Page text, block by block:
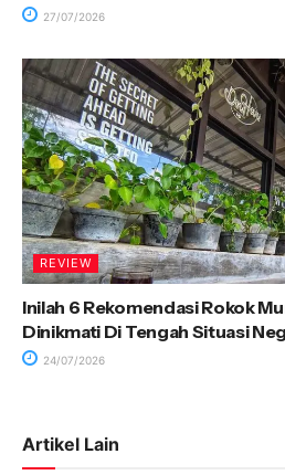
27/07/2026
REVIEW
Inilah 6 Rekomendasi Rokok
Dinikmati Di Tengah Situasi
24/07/2026
Artikel Lain